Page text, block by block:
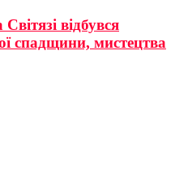
відбувся
спадщини, мистецтва